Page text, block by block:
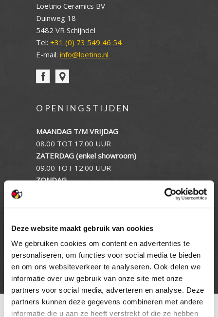
Deze website maakt gebruik van cookies
We gebruiken cookies om content en advertenties te
personaliseren, om functies voor social media te bieden
en om ons websiteverkeer te analyseren. Ook delen we
informatie over uw gebruik van onze site met onze
partners voor social media, adverteren en analyse. Deze
partners kunnen deze gegevens combineren met andere
informatie die u aan ze heeft verstrekt of die ze hebben
Loetino Ceramics BV
Duinweg 18
5482 VR Schijndel
Tel: +31 (0) 73 549 46 54
E-mail: info@loetino.nl
OPENINGSTIJDEN
MAANDAG T/M VRIJDAG
08.00 TOT 17.00 UUR
ZATERDAG (enkel showroom)
09.00 TOT 12.00 UUR
ZONDAG
Privacy verklaring
Cookie beleid
Contact